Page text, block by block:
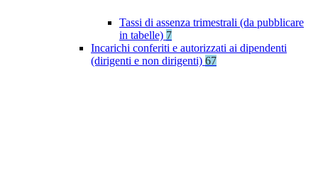
Tassi di assenza trimestrali (da pubblicare
in tabelle) 7
Incarichi conferiti e autorizzati ai dipendenti
(dirigenti e non dirigenti) 67